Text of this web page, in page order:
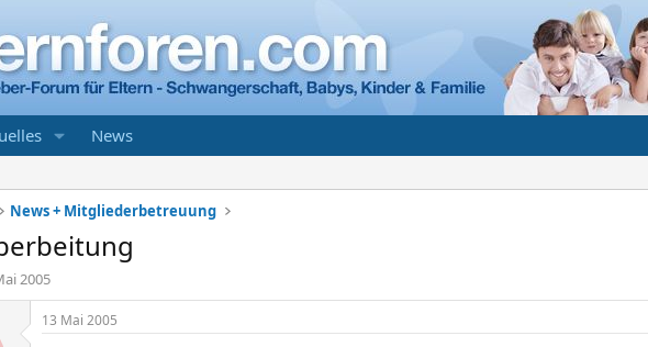
News
News + Mitgliederbetreuung
2005
13 Mai 2005